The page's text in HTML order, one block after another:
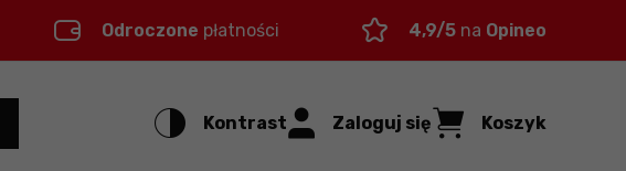
Odroczone płatności 4,9/5 na Opineo
Kontrast Zaloguj się Koszyk